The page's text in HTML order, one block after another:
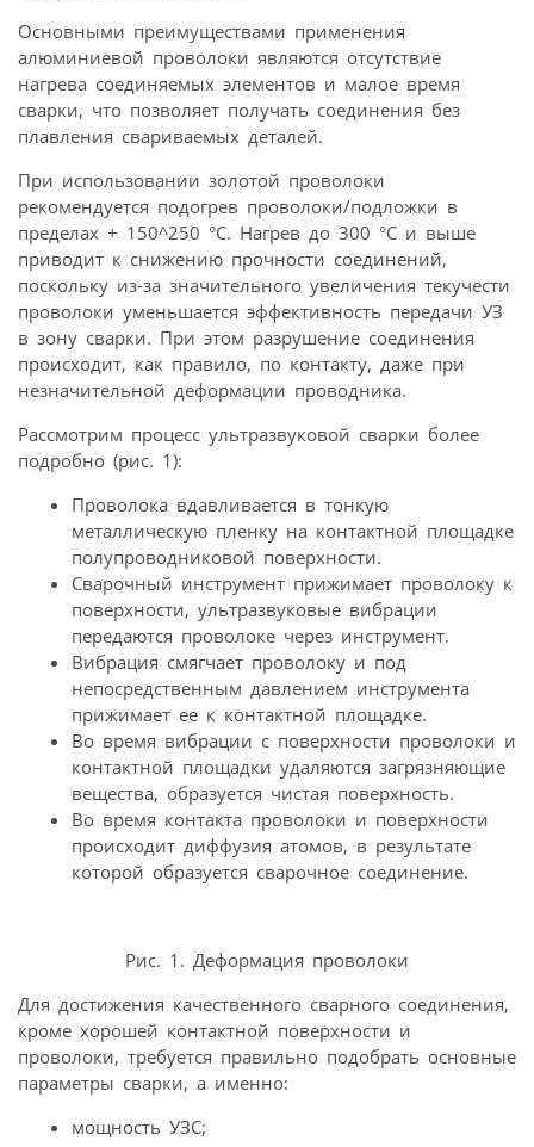
Основными преимуществами применения
алюминиевой проволоки являются отсутствие
нагрева соединяемых элементов и малое время
сварки, что позволяет получать соединения без
плавления свариваемых деталей.
При использовании золотой проволоки
рекомендуется подогрев проволоки/подложки в
пределах + 150^250 °С. Нагрев до 300 °С и выше
приводит к снижению прочности соединений,
поскольку из-за значительного увеличения текучести
проволоки уменьшается эффективность передачи УЗ
в зону сварки. При этом разрушение соединения
происходит, как правило, по контакту, даже при
незначительной деформации проводника.
Рассмотрим процесс ультразвуковой сварки более
подробно (рис. 1):
Проволока вдавливается в тонкую
металлическую пленку на контактной площадке
полупроводниковой поверхности.
Сварочный инструмент прижимает проволоку к
поверхности, ультразвуковые вибрации
передаются проволоке через инструмент.
Вибрация смягчает проволоку и под
непосредственным давлением инструмента
прижимает ее к контактной площадке.
Во время вибрации с поверхности проволоки и
контактной площадки удаляются загрязняющие
вещества, образуется чистая поверхность.
Во время контакта проволоки и поверхности
происходит диффузия атомов, в результате
которой образуется сварочное соединение.
Рис. 1. Деформация проволоки
Для достижения качественного сварного соединения,
кроме хорошей контактной поверхности и
проволоки, требуется правильно подобрать основные
параметры сварки, а именно:
мощность УЗС;